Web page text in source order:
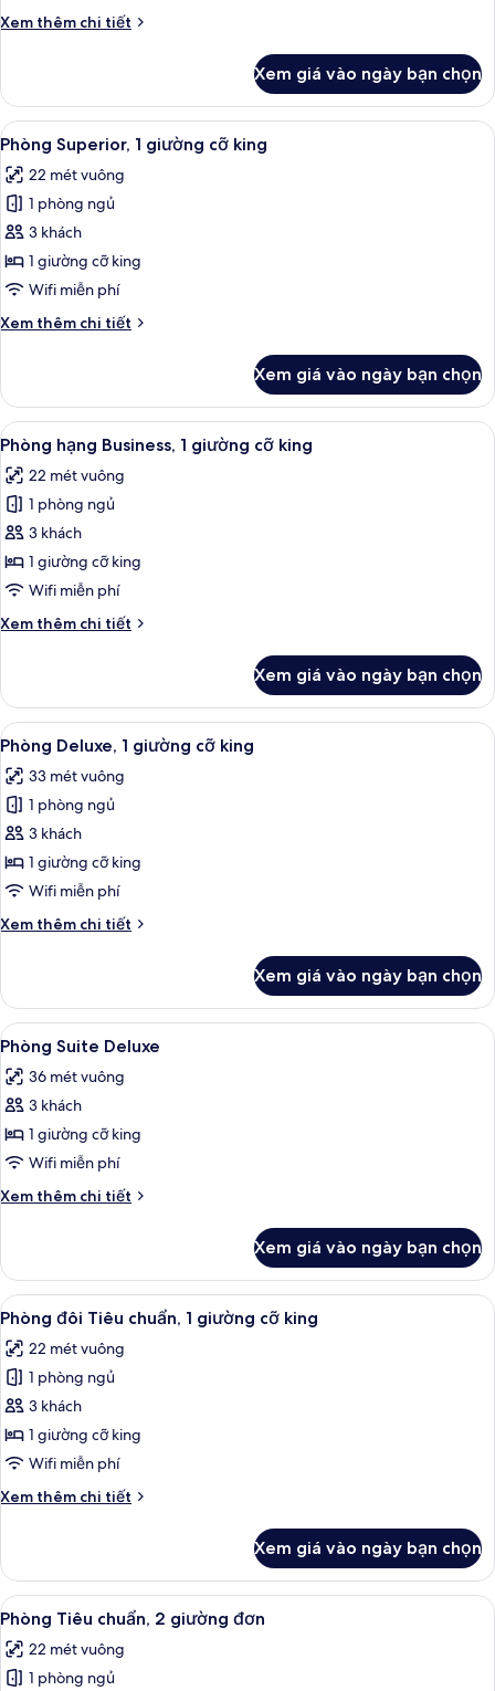
đơn
Xem thêm chi tiết
Chi
Phòng
Superior,
2
giường
đơn
Xem giá vào ngày bạn chọn
Xem
tất
cả
ảnh
Phòng
Superior,
1
cỡ
Minibar, két bảo mật tại phòng, bàn,
4
Phòng Superior, 1 giường cỡ king
22 mét vuông
1 phòng ngủ
3 khách
1 giường cỡ king
Wifi miễn phí
Xem thêm chi tiết
Chi
Phòng
Superior,
1
giường
cỡ
king
Xem giá vào ngày bạn chọn
Xem
tất
cả
ảnh
Phòng
hạng
Business,
giường
Phòng hạng Business, 1 giường cỡ
4
Phòng hạng Business, 1 giường cỡ king
22 mét vuông
1 phòng ngủ
3 khách
1 giường cỡ king
Wifi miễn phí
Xem thêm chi tiết
Chi
Phòng
hạng
Business,
giường
cỡ
king
Xem giá vào ngày bạn chọn
Xem
tất
cả
ảnh
Phòng
Deluxe,
1
cỡ
Phòng Deluxe, 1 giường cỡ king |
6
Phòng Deluxe, 1 giường cỡ king
33 mét vuông
1 phòng ngủ
3 khách
1 giường cỡ king
Wifi miễn phí
Xem thêm chi tiết
Chi
Phòng
Deluxe,
1
giường
cỡ
king
Xem giá vào ngày bạn chọn
Xem
tất
cả
ảnh
Phòng
Suite
Deluxe
Phòng Suite Deluxe | Minibar, két
4
Phòng Suite Deluxe
36 mét vuông
3 khách
1 giường cỡ king
Wifi miễn phí
Xem thêm chi tiết
Chi
Phòng
Suite
Deluxe
Xem giá vào ngày bạn chọn
Xem
tất
cả
ảnh
Phòng
đôi
Tiêu
1
king
Phòng đôi Tiêu chuẩn, 1 giường cỡ
5
Phòng đôi Tiêu chuẩn, 1 giường cỡ king
22 mét vuông
1 phòng ngủ
3 khách
1 giường cỡ king
Wifi miễn phí
Xem thêm chi tiết
Chi
Phòng
đôi
Tiêu
chuẩn,
giường
Xem giá vào ngày bạn chọn
Xem
tất
cả
ảnh
Phòng Tiêu chuẩn, 2 giường đơn |
4
Phòng Tiêu chuẩn, 2 giường đơn
22 mét vuông
1 phòng ngủ